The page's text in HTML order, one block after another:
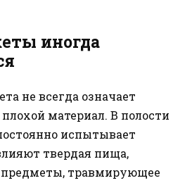
иногда
не всегда означает
материал. В полости
испытывает
твердая пища,
травмирующее